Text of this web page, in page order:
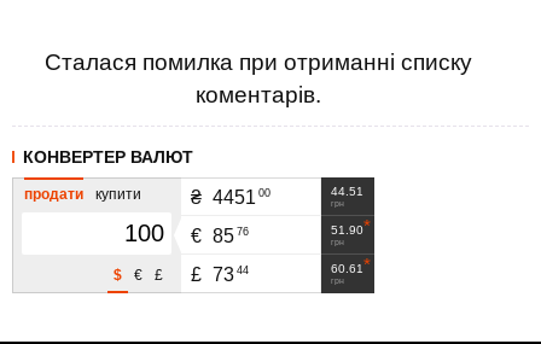
Сталася помилка при отриманні списку
коментарів.
КОНВЕРТЕР ВАЛЮТ
продати купити
£
€
$
44.51
грн
₴ 4451 00
51.90
грн
€ 85 76
60.61
грн
£ 73 44